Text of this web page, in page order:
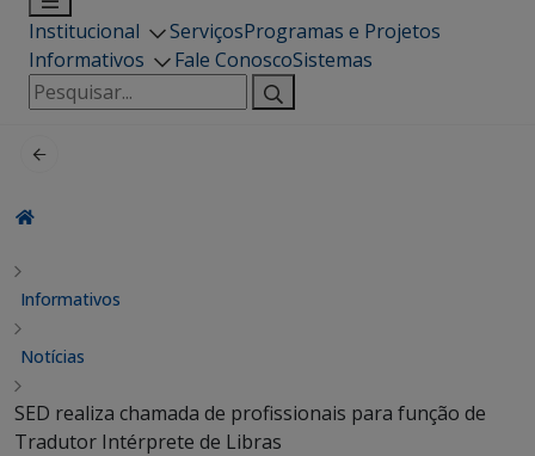
Institucional ServiçosProgramas e Projetos
Informativos
Fale ConoscoSistemas
Pesquisar
por:
Informativos
Notícias
SED realiza chamada de profissionais para função de
Tradutor Intérprete de Libras